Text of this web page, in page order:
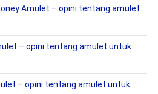
Amulet – opini tentang amulet
– opini tentang amulet untuk
– opini tentang amulet untuk